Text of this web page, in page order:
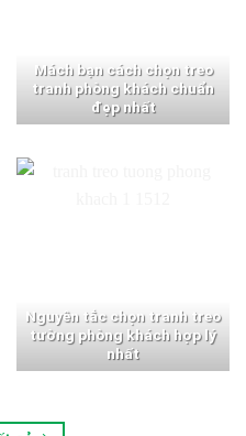
Mách bạn cách chọn treo
tranh phòng khách chuẩn
đẹp nhất
Nguyên tắc chọn tranh treo
tường phòng khách hợp lý
nhất